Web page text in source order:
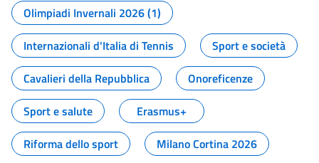
Olimpiadi Invernali 2026 (1)
Internazionali d'Italia di Tennis
Sport e società
Cavalieri della Repubblica
Onoreficenze
Sport e salute
Erasmus+
Riforma dello sport
Milano Cortina 2026